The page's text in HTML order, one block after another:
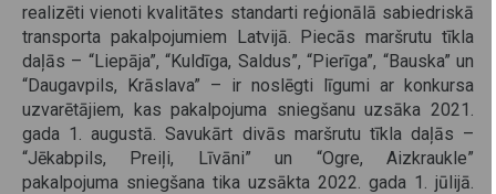
realizēti vienoti kvalitātes standarti reģionālā sabiedriskā
transporta pakalpojumiem Latvijā. Piecās maršrutu tīkla
daļās – “Liepāja”, “Kuldīga, Saldus”, “Pierīga”, “Bauska” un
“Daugavpils, Krāslava” – ir noslēgti līgumi ar konkursa
uzvarētājiem, kas pakalpojuma sniegšanu uzsāka 2021.
gada 1. augustā. Savukārt divās maršrutu tīkla daļās –
“Jēkabpils, Preiļi, Līvāni” un “Ogre, Aizkraukle”
pakalpojuma sniegšana tika uzsākta 2022. gada 1. jūlijā.